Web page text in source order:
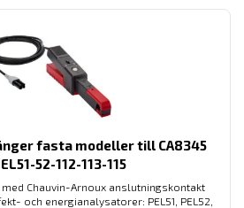
fasta modeller till CA8345
52-112-113-115
Chauvin-Arnoux anslutningskontakt
och energianalysatorer: PEL51, PEL52,